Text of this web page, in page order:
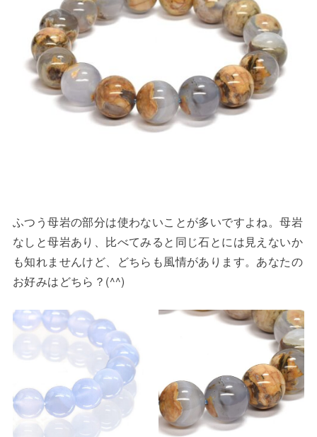
ふつう母岩の部分は使わないことが多いですよね。母岩
なしと母岩あり、比べてみると同じ石とには見えないか
も知れませんけど、どちらも風情があります。あなたの
お好みはどちら？(^^)